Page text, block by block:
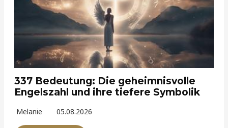
337 Bedeutung: Die geheimnisvolle
Engelszahl und ihre tiefere Symbolik
Melanie 05.08.2026